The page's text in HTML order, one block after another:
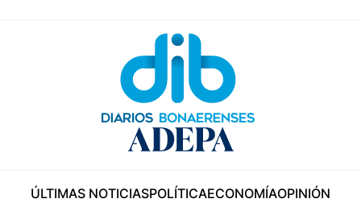
ÚLTIMAS NOTICIASPOLÍTICAECONOMÍAOPINIÓN